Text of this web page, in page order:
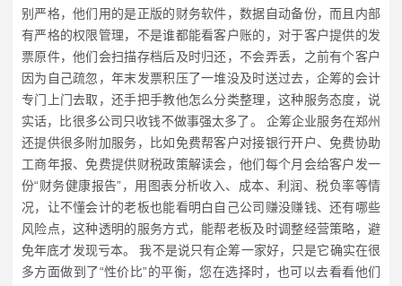
别严格，他们用的是正版的财务软件，数据自动备份，而且内部
有严格的权限管理，不是谁都能看客户账的，对于客户提供的发
票原件，他们会扫描存档后及时归还，不会弄丢，之前有个客户
因为自己疏忽，年末发票积压了一堆没及时送过去，企筹的会计
专门上门去取，还手把手教他怎么分类整理，这种服务态度，说
实话，比很多公司只收钱不做事强太多了。 企筹企业服务在郑州
还提供很多附加服务，比如免费帮客户对接银行开户、免费协助
工商年报、免费提供财税政策解读会，他们每个月会给客户发一
份“财务健康报告”，用图表分析收入、成本、利润、税负率等情
况，让不懂会计的老板也能看明白自己公司赚没赚钱、还有哪些
风险点，这种透明的服务方式，能帮老板及时调整经营策略，避
免年底才发现亏本。 我不是说只有企筹一家好，只是它确实在很
多方面做到了“性价比”的平衡，您在选择时，也可以去看看他们